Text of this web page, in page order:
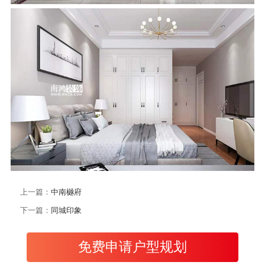
上一篇： 中南樾府
下一篇： 同城印象
免费申请户型规划